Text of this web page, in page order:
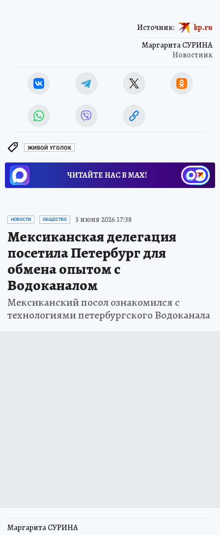
Маргарита СУРИНА
Новостник
Источник: kp.ru
ЖИВОЙ УГОЛОК
ЧИТАЙТЕ НАС В МАХ!
НОВОСТИ ОБЩЕСТВО 3 июня 2026 17:38
Мексиканская делегация
посетила Петербург для
обмена опытом с
Водоканалом
Мексиканский посол ознакомился с
технологиями петербургского Водоканала
Маргарита СУРИНА